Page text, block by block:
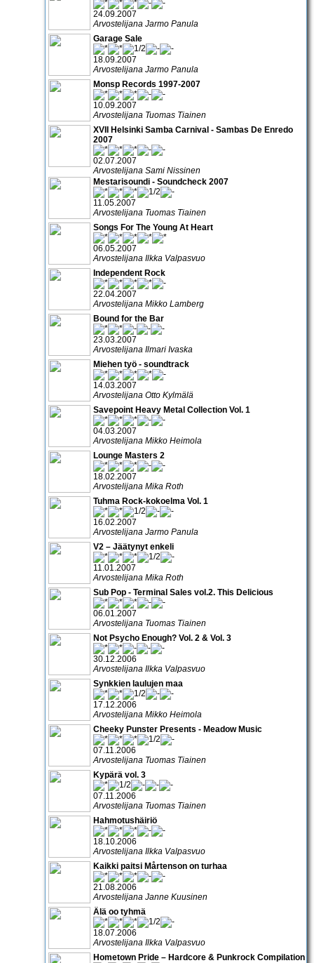
24.09.2007
Arvostelijana Jarmo Panula
Garage Sale
18.09.2007
Arvostelijana Jarmo Panula
Monsp Records 1997-2007
10.09.2007
Arvostelijana Tuomas Tiainen
XVII Helsinki Samba Carnival - Sambas De Enredo
2007
02.07.2007
Arvostelijana Sami Nissinen
Mestarisoundi - Soundcheck 2007
11.05.2007
Arvostelijana Tuomas Tiainen
Songs For The Young At Heart
06.05.2007
Arvostelijana Ilkka Valpasvuo
Independent Rock
22.04.2007
Arvostelijana Mikko Lamberg
Bound for the Bar
23.03.2007
Arvostelijana Ilmari Ivaska
Miehen työ - soundtrack
14.03.2007
Arvostelijana Otto Kylmälä
Savepoint Heavy Metal Collection Vol. 1
04.03.2007
Arvostelijana Mikko Heimola
Lounge Masters 2
18.02.2007
Arvostelijana Mika Roth
Tuhma Rock-kokoelma Vol. 1
16.02.2007
Arvostelijana Jarmo Panula
V2 – Jäätynyt enkeli
11.01.2007
Arvostelijana Mika Roth
Sub Pop - Terminal Sales vol.2. This Delicious
06.01.2007
Arvostelijana Tuomas Tiainen
Not Psycho Enough? Vol. 2 & Vol. 3
30.12.2006
Arvostelijana Ilkka Valpasvuo
Synkkien laulujen maa
17.12.2006
Arvostelijana Mikko Heimola
Cheeky Punster Presents - Meadow Music
07.11.2006
Arvostelijana Tuomas Tiainen
Kypärä vol. 3
07.11.2006
Arvostelijana Tuomas Tiainen
Hahmotushäiriö
18.10.2006
Arvostelijana Ilkka Valpasvuo
Kaikki paitsi Mårtenson on turhaa
21.08.2006
Arvostelijana Janne Kuusinen
Älä oo tyhmä
18.07.2006
Arvostelijana Ilkka Valpasvuo
Hometown Pride – Hardcore & Punkrock Compilation